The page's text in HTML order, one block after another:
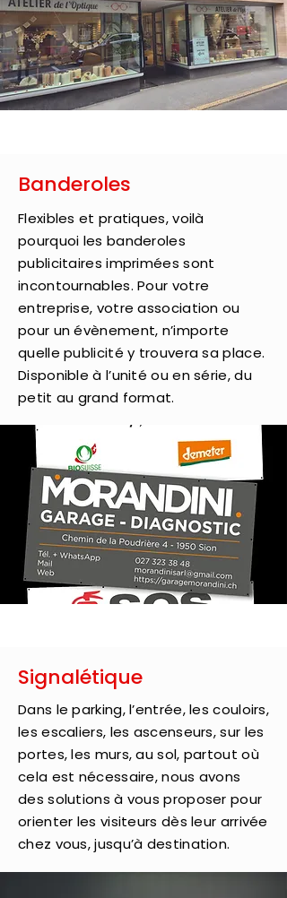
Banderoles
Flexibles et pratiques, voilà
pourquoi les banderoles
publicitaires imprimées sont
incontournables. Pour votre
entreprise, votre association ou
pour un évènement, n’importe
quelle publicité y trouvera sa place.
Disponible à l’unité ou en série, du
petit au grand format.
Signalétique
Dans le parking, l’entrée, les couloirs,
les escaliers, les ascenseurs, sur les
portes, les murs, au sol, partout où
cela est nécessaire, nous avons
des solutions à vous proposer pour
orienter les visiteurs dès leur arrivée
chez vous, jusqu’à destination.